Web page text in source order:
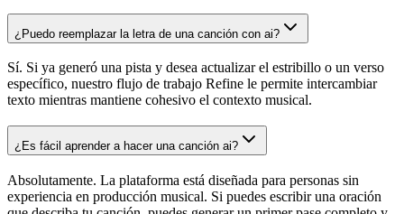
¿Puedo reemplazar la letra de una canción con ai?
Sí. Si ya generó una pista y desea actualizar el estribillo o un verso
específico, nuestro flujo de trabajo Refine le permite intercambiar
texto mientras mantiene cohesivo el contexto musical.
¿Es fácil aprender a hacer una canción ai?
Absolutamente. La plataforma está diseñada para personas sin
experiencia en producción musical. Si puedes escribir una oración